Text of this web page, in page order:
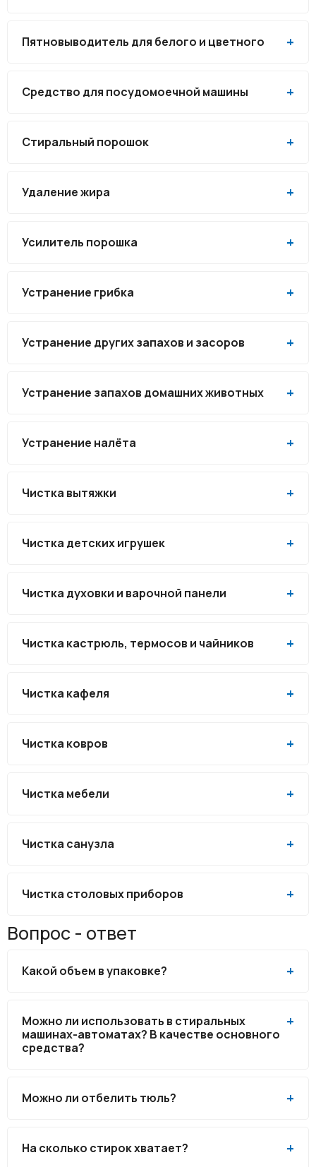
Пятновыводитель для белого и цветного
Средство для посудомоечной машины
Стиральный порошок
Удаление жира
Усилитель порошка
Устранение грибка
Устранение других запахов и засоров
Устранение запахов домашних животных
Устранение налёта
Чистка вытяжки
Чистка детских игрушек
Чистка духовки и варочной панели
Чистка кастрюль, термосов и чайников
Чистка кафеля
Чистка ковров
Чистка мебели
Чистка санузла
Чистка столовых приборов
Вопрос - ответ
Какой объем в упаковке?
Можно ли использовать в стиральных
машинах-автоматах? В качестве основного
средства?
Можно ли отбелить тюль?
На сколько стирок хватает?